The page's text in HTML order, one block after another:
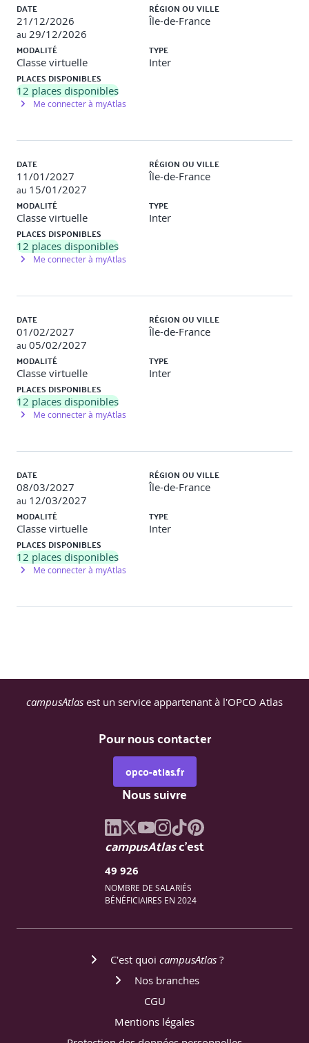
DATE
21/12/2026
au 29/12/2026
RÉGION OU VILLE
Île-de-France
MODALITÉ
Classe virtuelle
TYPE
Inter
PLACES DISPONIBLES
12 places disponibles
Me connecter à myAtlas
DATE
11/01/2027
au 15/01/2027
RÉGION OU VILLE
Île-de-France
MODALITÉ
Classe virtuelle
TYPE
Inter
PLACES DISPONIBLES
12 places disponibles
Me connecter à myAtlas
DATE
01/02/2027
au 05/02/2027
RÉGION OU VILLE
Île-de-France
MODALITÉ
Classe virtuelle
TYPE
Inter
PLACES DISPONIBLES
12 places disponibles
Me connecter à myAtlas
DATE
08/03/2027
au 12/03/2027
RÉGION OU VILLE
Île-de-France
MODALITÉ
Classe virtuelle
TYPE
Inter
PLACES DISPONIBLES
12 places disponibles
Me connecter à myAtlas
campusAtlas est un service appartenant à l'OPCO Atlas
Pour nous contacter
opco-atlas.fr
Nous suivre
campusAtlasc'est
49 926
NOMBRE DE SALARIÉS
BÉNÉFICIAIRES EN 2024
C'est quoi campusAtlas ?
Nos branches
CGU
Mentions légales